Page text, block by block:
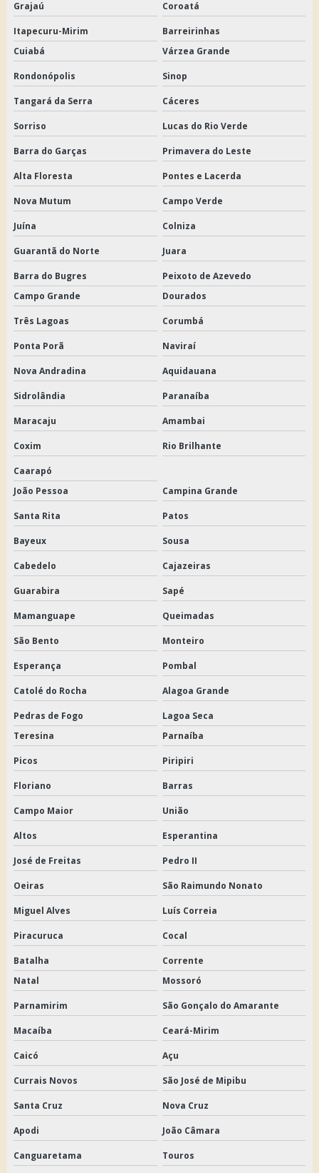
Grajaú Coroatá
Itapecuru-Mirim
Barreirinhas
Cuiabá
Várzea Grande
Rondonópolis Sinop
Tangará da Serra Cáceres
Sorriso Lucas do Rio Verde
Barra do Garças Primavera do Leste
Alta Floresta Pontes e Lacerda
Nova Mutum Campo Verde
Juína Colniza
Guarantã do Norte Juara
Barra do Bugres
Peixoto de Azevedo
Campo Grande
Dourados
Três Lagoas Corumbá
Ponta Porã Naviraí
Nova Andradina Aquidauana
Sidrolândia Paranaíba
Maracaju Amambai
Coxim Rio Brilhante
Caarapó
João Pessoa
Campina Grande
Santa Rita Patos
Bayeux Sousa
Cabedelo Cajazeiras
Guarabira Sapé
Mamanguape Queimadas
São Bento Monteiro
Esperança Pombal
Catolé do Rocha Alagoa Grande
Pedras de Fogo
Lagoa Seca
Teresina
Parnaíba
Picos Piripiri
Floriano Barras
Campo Maior União
Altos Esperantina
José de Freitas Pedro II
Oeiras São Raimundo Nonato
Miguel Alves Luís Correia
Piracuruca Cocal
Batalha
Corrente
Natal
Mossoró
Parnamirim São Gonçalo do Amarante
Macaíba Ceará-Mirim
Caicó Açu
Currais Novos São José de Mipibu
Santa Cruz Nova Cruz
Apodi João Câmara
Canguaretama Touros